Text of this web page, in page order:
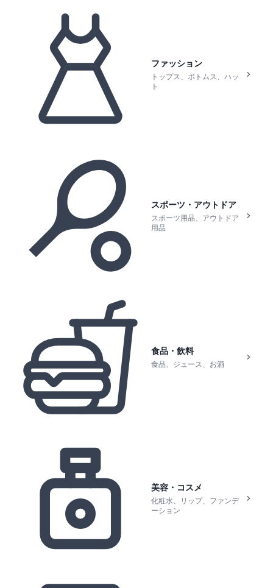
ファッション
トップス、ボトムス、ハッ
ト
スポーツ・アウトドア
スポーツ用品、アウトドア
用品
食品・飲料
食品、ジュース、お酒
美容・コスメ
化粧水、リップ、ファンデ
ーション